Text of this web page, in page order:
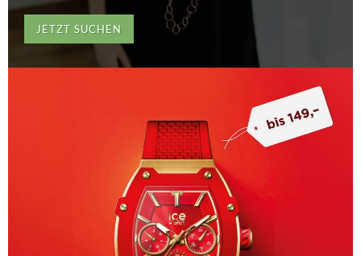
JETZT SUCHEN